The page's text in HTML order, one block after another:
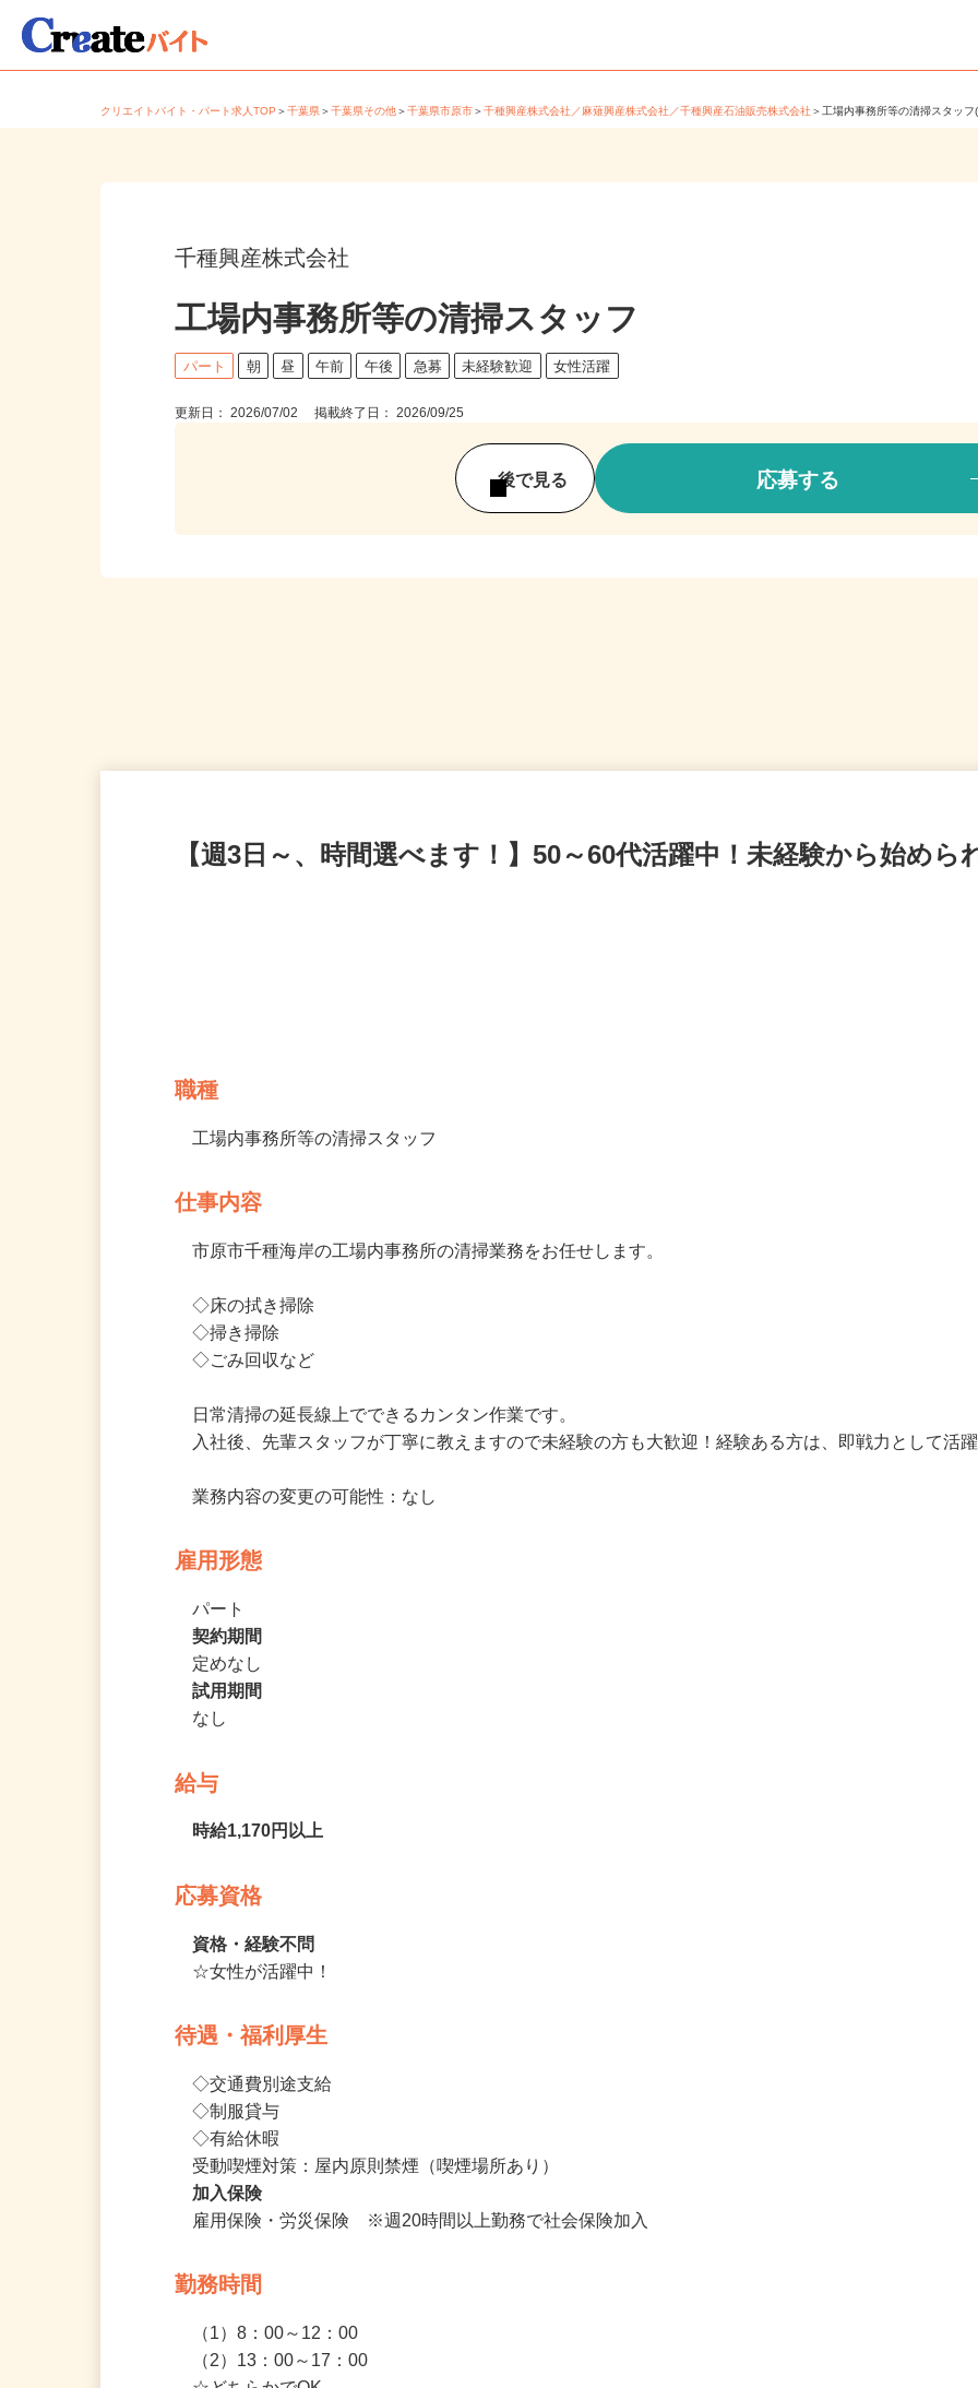
クリエイトバイト・パート求人TOP＞千葉県＞千葉県その他＞千葉県市原市＞千種興産株式会社／麻薙興産株式会社／千種興産石油販売株式会社＞工場内事務所等の清掃スタ
千種興産株式会社
工場内事務所等の清掃スタッフ
パート 朝 昼 午前 午後 急募 未経験歓迎 女性活躍
更新日： 2026/07/02 掲載終了日： 2026/09/25
後で見る 応募する
【週3日～、時間選べます！】50～60代活躍中！未経験から始め
職種
◇床の拭き掃除
◇掃き掃除
日常清掃の延長線上でできるカンタン作業です。
パート
契約期間
定めなし
試用期間
資格・経験不問
待遇・福利厚生
◇交通費別途支給
◇制服貸与
◇有給休暇
受動喫煙対策：屋内原則禁煙（喫煙場所あり）
加入保険
勤務時間
（1）8：00～12：00